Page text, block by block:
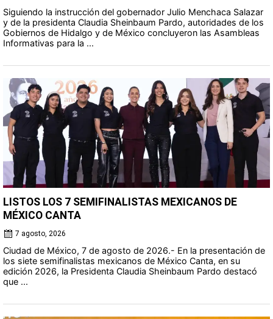
Siguiendo la instrucción del gobernador Julio Menchaca Salazar
y de la presidenta Claudia Sheinbaum Pardo, autoridades de los
Gobiernos de Hidalgo y de México concluyeron las Asambleas
Informativas para la ...
LISTOS LOS 7 SEMIFINALISTAS MEXICANOS DE
MÉXICO CANTA
7 agosto, 2026
Ciudad de México, 7 de agosto de 2026.- En la presentación de
los siete semifinalistas mexicanos de México Canta, en su
edición 2026, la Presidenta Claudia Sheinbaum Pardo destacó
que ...